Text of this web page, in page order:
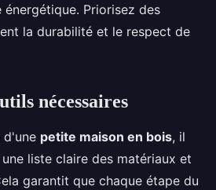
Priorisez des
la durabilité et le respect de
nécessaires
d'une petite maison en bois, il
liste claire des matériaux et
garantit que chaque étape du